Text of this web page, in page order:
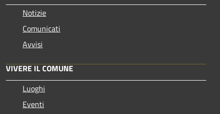
Notizie
Comunicati
Avvisi
VIVERE IL COMUNE
Luoghi
Eventi